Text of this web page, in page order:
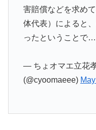
害賠償などを求め
体代表）によると
ったということで…
— ちょオマエ立花
(@cyoomaeee)